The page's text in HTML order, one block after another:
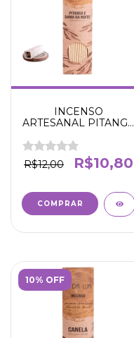
INCENSO
ARTESANAL PITANGA
AFORDISÍACO
ESTIMULANTE - N' DA
LUA
R$12,00 R$10,80
10% OFF